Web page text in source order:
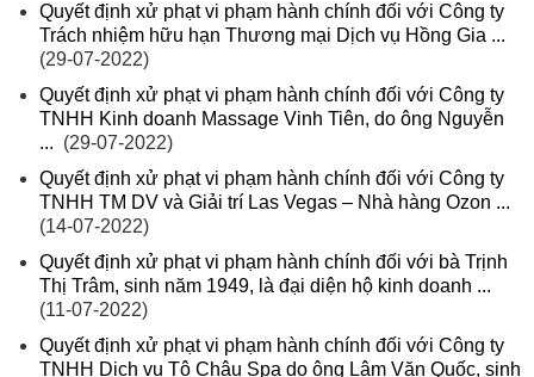
Quyết định xử phạt vi phạm hành chính đối với Công ty
Trách nhiệm hữu hạn Thương mại Dịch vụ Hồng Gia ...
(29-07-2022)
Quyết định xử phạt vi phạm hành chính đối với Công ty
TNHH Kinh doanh Massage Vinh Tiên, do ông Nguyễn
... (29-07-2022)
Quyết định xử phạt vi phạm hành chính đối với Công ty
TNHH TM DV và Giải trí Las Vegas – Nhà hàng Ozon ...
(14-07-2022)
Quyết định xử phạt vi phạm hành chính đối với bà Trịnh
Thị Trâm, sinh năm 1949, là đại diện hộ kinh doanh ...
(11-07-2022)
Quyết định xử phạt vi phạm hành chính đối với Công ty
TNHH Dịch vụ Tô Châu Spa do ông Lâm Văn Quốc, sinh